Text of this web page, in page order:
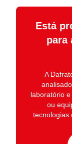
Está
para
A
laboratórioe
ou
tecnologias